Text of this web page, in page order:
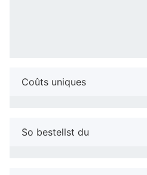
Coûts uniques
So bestellst du